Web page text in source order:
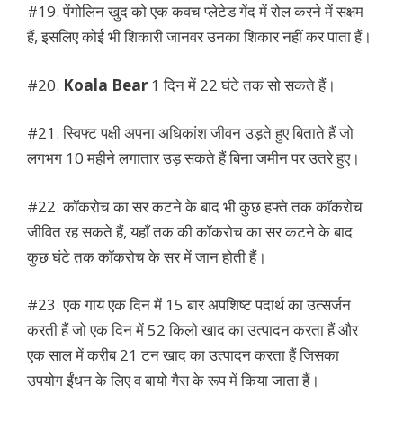
#19. पेंगोलिन खुद को एक कवच प्लेटेड गेंद में रोल करने में सक्षम
हैं, इसलिए कोई भी शिकारी जानवर उनका शिकार नहीं कर पाता हैं।
#20. Koala Bear 1 दिन में 22 घंटे तक सो सकते हैं।
#21. स्विफ्ट पक्षी अपना अधिकांश जीवन उड़ते हुए बिताते हैं जो
लगभग 10 महीने लगातार उड़ सकते हैं बिना जमीन पर उतरे हुए।
#22. कॉकरोच का सर कटने के बाद भी कुछ हफ्ते तक कॉकरोच
जीवित रह सकते हैं, यहाँ तक की कॉकरोच का सर कटने के बाद
कुछ घंटे तक कॉकरोच के सर में जान होती हैं।
#23. एक गाय एक दिन में 15 बार अपशिष्ट पदार्थ का उत्सर्जन
करती हैं जो एक दिन में 52 किलो खाद का उत्पादन करता हैं और
एक साल में करीब 21 टन खाद का उत्पादन करता हैं जिसका
उपयोग ईंधन के लिए व बायो गैस के रूप में किया जाता हैं।